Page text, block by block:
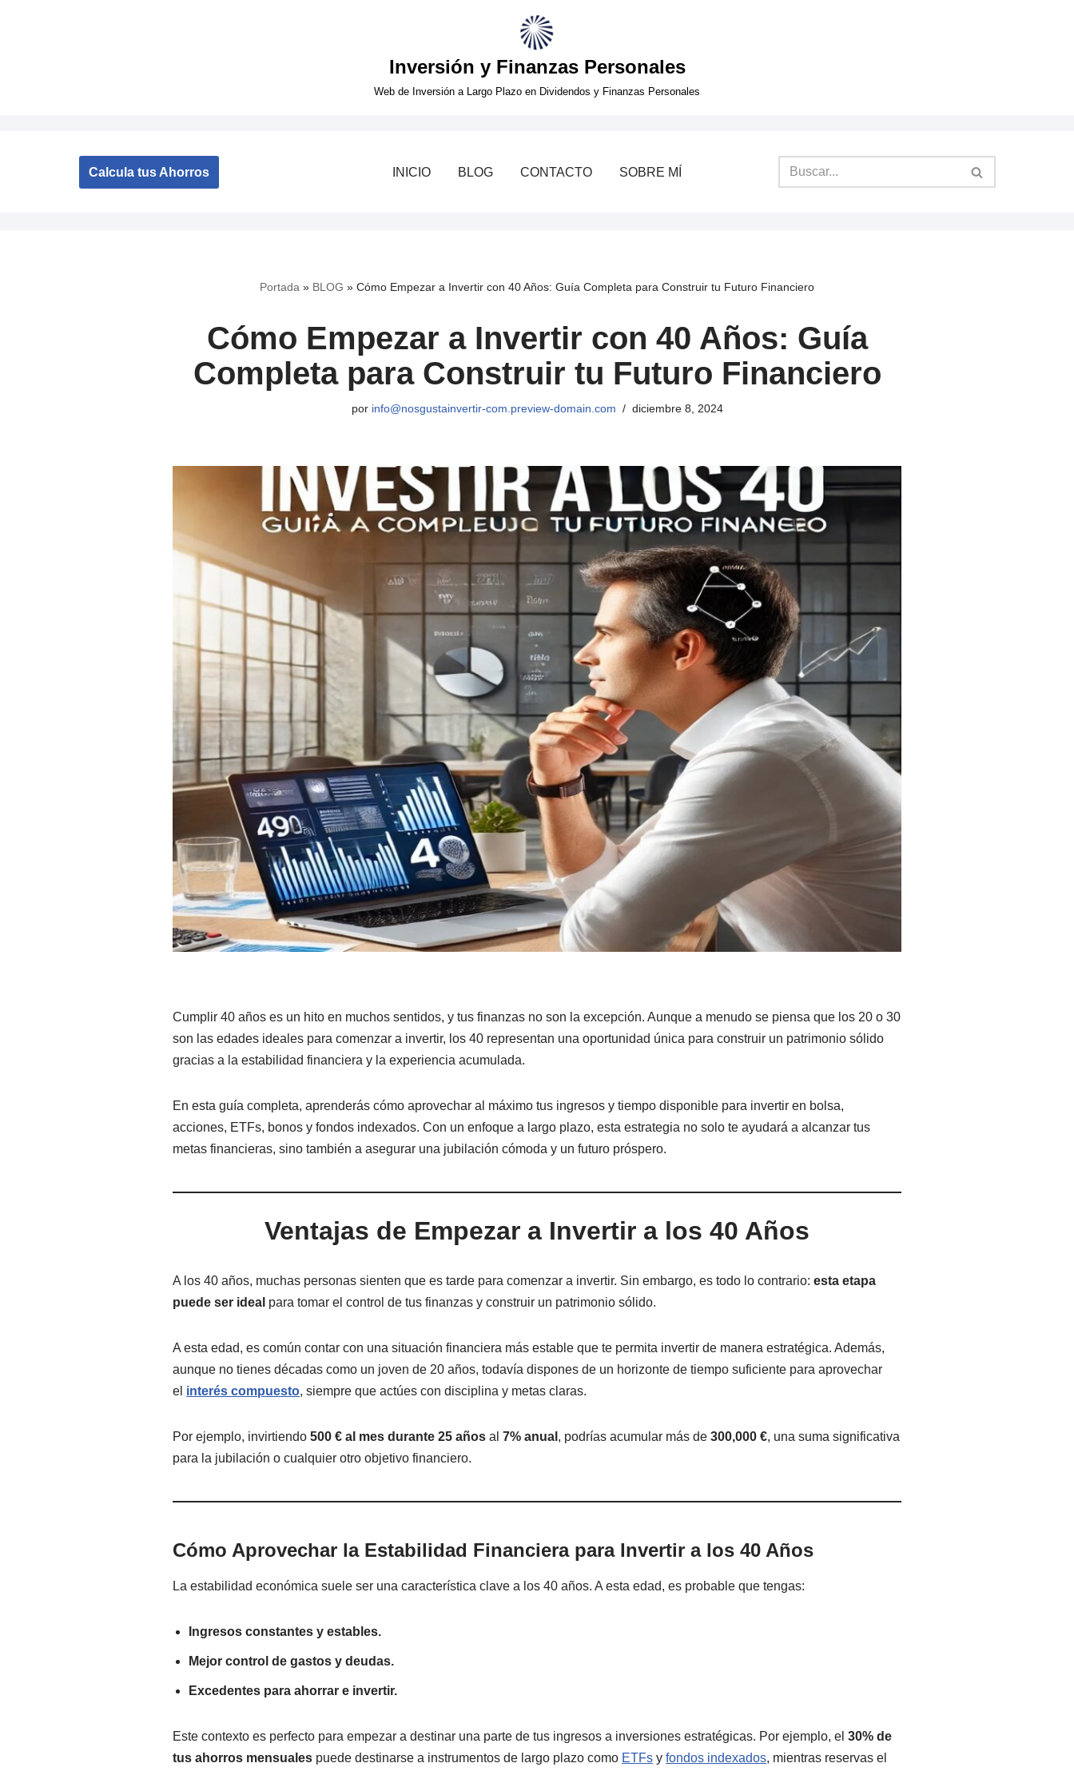
Inversión y Finanzas Personales
Web de Inversión a Largo Plazo en Dividendos y Finanzas Personales
Calcula tus Ahorros INICIO BLOG CONTACTO SOBRE MÍ
Portada » BLOG » Cómo Empezar a Invertir con 40 Años: Guía Completa para Construir tu Futuro Financiero
Cómo Empezar a Invertir con 40 Años: Guía
Completa para Construir tu Futuro Financiero
por info@nosgustainvertir-com.preview-domain.com diciembre 8, 2024
Cumplir 40 años es un hito en muchos sentidos, y tus finanzas no son la excepción. Aunque a menudo se piensa que los 20 o 30
son las edades ideales para comenzar a invertir, los 40 representan una oportunidad única para construir un patrimonio sólido
gracias a la estabilidad financiera y la experiencia acumulada.
En esta guía completa, aprenderás cómo aprovechar al máximo tus ingresos y tiempo disponible para invertir en bolsa,
acciones, ETFs, bonos y fondos indexados. Con un enfoque a largo plazo, esta estrategia no solo te ayudará a alcanzar tus
metas financieras, sino también a asegurar una jubilación cómoda y un futuro próspero.
Ventajas de Empezar a Invertir a los 40 Años
A los 40 años, muchas personas sienten que es tarde para comenzar a invertir. Sin embargo, es todo lo contrario:esta etapa
puede ser ideal para tomar el control de tus finanzas y construir un patrimonio sólido.
A esta edad, es común contar con una situación financiera más estable que te permita invertir de manera estratégica. Además,
aunque no tienes décadas como un joven de 20 años, todavía dispones de un horizonte de tiempo suficiente para aprovechar
el interés compuesto, siempre que actúes con disciplina y metas claras.
Por ejemplo, invirtiendo500 € al mes durante 25 años al7% anual , podrías acumular más de300,000 €, una suma significativa
para la jubilación o cualquier otro objetivo financiero.
Cómo Aprovechar la Estabilidad Financiera para Invertir a los 40 Años
La estabilidad económica suele ser una característica clave a los 40 años. A esta edad, es probable que tengas:
Ingresos constantes y estables.
Mejor control de gastos y deudas.
Excedentes para ahorrar e invertir.
Este contexto es perfecto para empezar a destinar una parte de tus ingresos a inversiones estratégicas. Por ejemplo, el30% de
tus ahorros mensuales puede destinarse a instrumentos de largo plazo como ETFs yfondos indexados, mientras reservas el